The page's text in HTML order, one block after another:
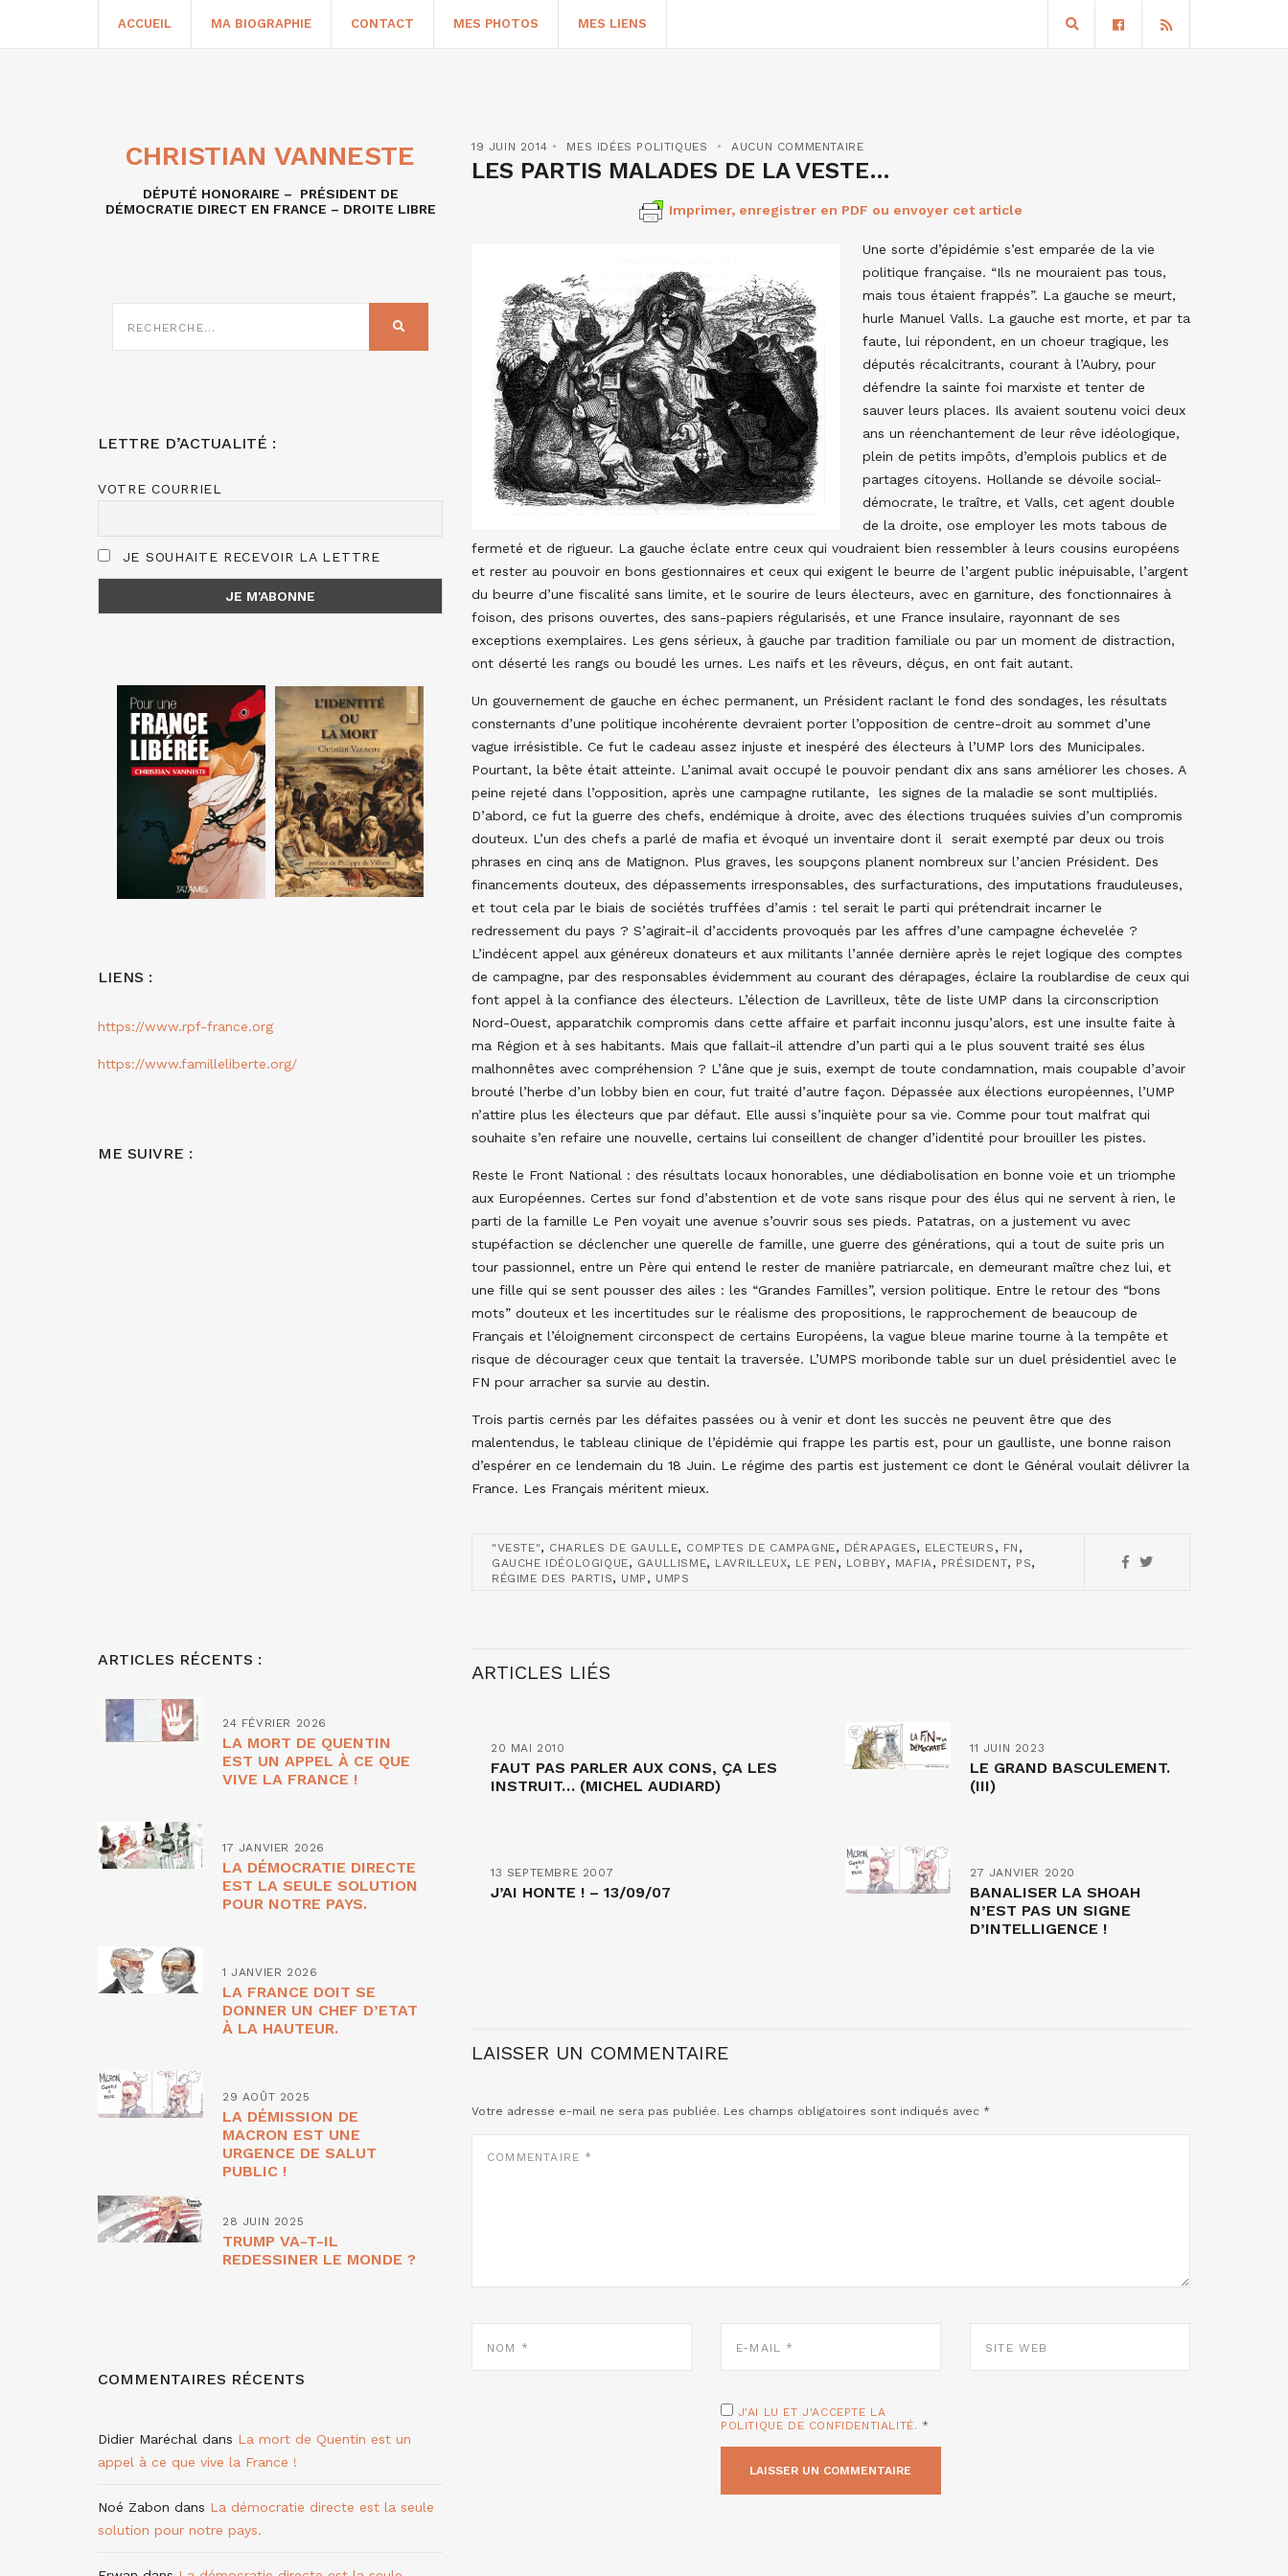
ACCUEIL MA BIOGRAPHIE CONTACT MES PHOTOS MES LIENS
19 JUIN 2014 MES IDÉES POLITIQUES AUCUN COMMENTAIRE
LES PARTIS MALADES DE LA VESTE…
Imprimer, enregistrer en PDF ou envoyer cet article
Une sorte d’épidémie s’est emparée de la vie
politique française. “Ils ne mouraient pas tous,
mais tous étaient frappés”. La gauche se meurt,
hurle Manuel Valls. La gauche est morte, et par ta
faute, lui répondent, en un choeur tragique, les
députés récalcitrants, courant à l’Aubry, pour
défendre la sainte foi marxiste et tenter de
sauver leurs places. Ils avaient soutenu voici deux
ans un réenchantement de leur rêve idéologique,
plein de petits impôts, d’emplois publics et de
partages citoyens. Hollande se dévoile social-
démocrate, le traître, et Valls, cet agent double
de la droite, ose employer les mots tabous de
fermeté et de rigueur. La gauche éclate entre ceux qui voudraient bien ressembler à leurs cousins européens
et rester au pouvoir en bons gestionnaires et ceux qui exigent le beurre de l’argent public inépuisable, l’argent
du beurre d’une fiscalité sans limite, et le sourire de leurs électeurs, avec en garniture, des fonctionnaires à
foison, des prisons ouvertes, des sans-papiers régularisés, et une France insulaire, rayonnant de ses
exceptions exemplaires. Les gens sérieux, à gauche par tradition familiale ou par un moment de distraction,
ont déserté les rangs ou boudé les urnes. Les naïfs et les rêveurs, déçus, en ont fait autant.
Un gouvernement de gauche en échec permanent, un Président raclant le fond des sondages, les résultats
consternants d’une politique incohérente devraient porter l’opposition de centre-droit au sommet d’une
vague irrésistible. Ce fut le cadeau assez injuste et inespéré des électeurs à l’UMP lors des Municipales.
Pourtant, la bête était atteinte. L’animal avait occupé le pouvoir pendant dix ans sans améliorer les choses. A
peine rejeté dans l’opposition, après une campagne rutilante, les signes de la maladie se sont multipliés.
D’abord, ce fut la guerre des chefs, endémique à droite, avec des élections truquées suivies d’un compromis
douteux. L’un des chefs a parlé de mafia et évoqué un inventaire dont il serait exempté par deux ou trois
phrases en cinq ans de Matignon. Plus graves, les soupçons planent nombreux sur l’ancien Président. Des
financements douteux, des dépassements irresponsables, des surfacturations, des imputations frauduleuses,
et tout cela par le biais de sociétés truffées d’amis : tel serait le parti qui prétendrait incarner le
redressement du pays ? S’agirait-il d’accidents provoqués par les affres d’une campagne échevelée ?
L’indécent appel aux généreux donateurs et aux militants l’année dernière après le rejet logique des comptes
de campagne, par des responsables évidemment au courant des dérapages, éclaire la roublardise de ceux qui
font appel à la confiance des électeurs. L’élection de Lavrilleux, tête de liste UMP dans la circonscription
Nord-Ouest, apparatchik compromis dans cette affaire et parfait inconnu jusqu’alors, est une insulte faite à
ma Région et à ses habitants. Mais que fallait-il attendre d’un parti qui a le plus souvent traité ses élus
malhonnêtes avec compréhension ? L’âne que je suis, exempt de toute condamnation, mais coupable d’avoir
brouté l’herbe d’un lobby bien en cour, fut traité d’autre façon. Dépassée aux élections européennes, l’UMP
n’attire plus les électeurs que par défaut. Elle aussi s’inquiète pour sa vie. Comme pour tout malfrat qui
souhaite s’en refaire une nouvelle, certains lui conseillent de changer d’identité pour brouiller les pistes.
Reste le Front National : des résultats locaux honorables, une dédiabolisation en bonne voie et un triomphe
aux Européennes. Certes sur fond d’abstention et de vote sans risque pour des élus qui ne servent à rien, le
parti de la famille Le Pen voyait une avenue s’ouvrir sous ses pieds. Patatras, on a justement vu avec
stupéfaction se déclencher une querelle de famille, une guerre des générations, qui a tout de suite pris un
tour passionnel, entre un Père qui entend le rester de manière patriarcale, en demeurant maître chez lui, et
une fille qui se sent pousser des ailes : les “Grandes Familles”, version politique. Entre le retour des “bons
mots” douteux et les incertitudes sur le réalisme des propositions, le rapprochement de beaucoup de
Français et l’éloignement circonspect de certains Européens, la vague bleue marine tourne à la tempête et
risque de décourager ceux que tentait la traversée. L’UMPS moribonde table sur un duel présidentiel avec le
FN pour arracher sa survie au destin.
Trois partis cernés par les défaites passées ou à venir et dont les succès ne peuvent être que des
malentendus, le tableau clinique de l’épidémie qui frappe les partis est, pour un gaulliste, une bonne raison
d’espérer en ce lendemain du 18 Juin. Le régime des partis est justement ce dont le Général voulait délivrer la
France. Les Français méritent mieux.
"VESTE", CHARLES DE GAULLE, COMPTES DE CAMPAGNE, DÉRAPAGES, ELECTEURS , FN ,
GAUCHE IDÉOLOGIQUE, GAULLISME, LAVRILLEUX, LE PEN , LOBBY, MAFIA, PRÉSIDENT, PS,
RÉGIME DES PARTIS, UMP , UMPS
ARTICLES LIÉS
20 MAI 2010
FAUT PAS PARLER AUX CONS, ÇA LES
INSTRUIT… (MICHEL AUDIARD)
11 JUIN 2023
LE GRAND BASCULEMENT.
(III)
13 SEPTEMBRE 2007
J’AI HONTE ! – 13/09/07
27 JANVIER 2020
BANALISER LA SHOAH
N’EST PAS UN SIGNE
D’INTELLIGENCE !
LAISSER UN COMMENTAIRE
Votre adresse e-mail ne sera pas publiée. Les champs obligatoires sont indiqués avec *
MAIL
WEB
J'AI LU ET J'ACCEPTE LA
POLITIQUE DE CONFIDENTIALITÉ. *
CHRISTIAN VANNESTE
DÉPUTÉ HONORAIRE – PRÉSIDENT DE
DÉMOCRATIE DIRECT EN FRANCE – DROITE LIBRE
SUR
LETTRE D’ACTUALITÉ :
VOTRE COURRIEL
JE SOUHAITE RECEVOIR LA LETTRE
LIENS :
https://www.rpf-france.org
https://www.familleliberte.org/
ME SUIVRE :
ARTICLES RÉCENTS :
24 FÉVRIER 2026
LA MORT DE QUENTIN
EST UN APPEL À CE QUE
VIVE LA FRANCE !
17 JANVIER 2026
LA DÉMOCRATIE DIRECTE
EST LA SEULE SOLUTION
POUR NOTRE PAYS.
1 JANVIER 2026
LA FRANCE DOIT SE
DONNER UN CHEF D’ETAT
À LA HAUTEUR.
29 AOÛT 2025
LA DÉMISSION DE
MACRON EST UNE
URGENCE DE SALUT
PUBLIC !
28 JUIN 2025
TRUMP VA-T-IL
REDESSINER LE MONDE ?
COMMENTAIRES RÉCENTS
Didier Maréchal dans La mort de Quentin est un
appel à ce que vive la France !
Noé Zabon dans La démocratie directe est la seule
solution pour notre pays.